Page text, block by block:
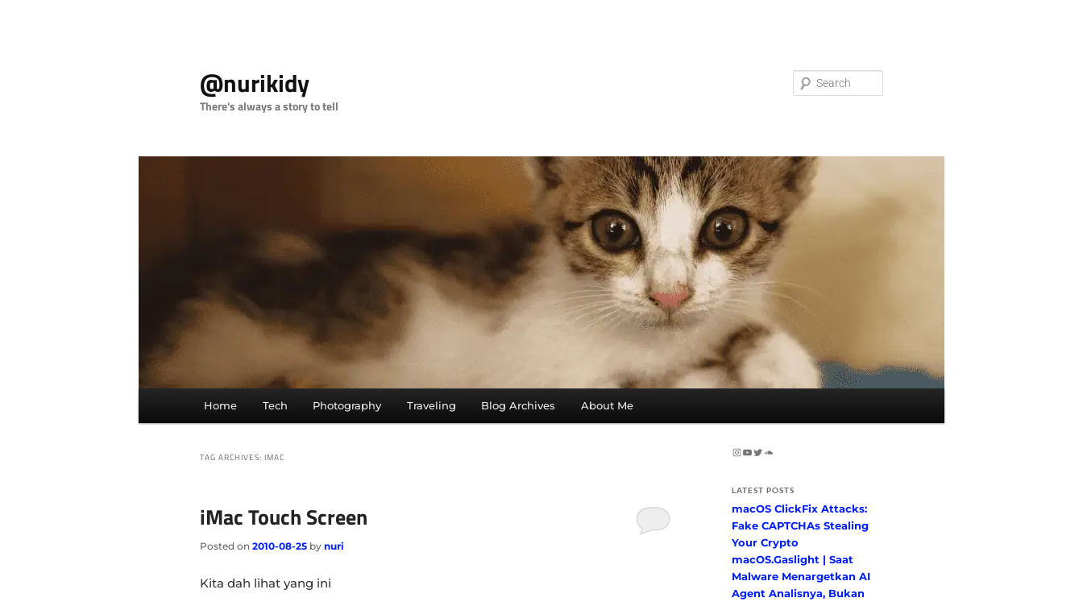
@nurikidy
There's always a story to tell
Home Tech Photography Traveling Blog Archives About Me
TAG ARCHIVES: IMAC
iMac Touch Screen
Posted on 2010-08-25 by nuri
Kita dah lihat yang ini
Instagram
YouTube
Twitter
SoundCloud
LATEST POSTS
macOS ClickFix Attacks:
Fake CAPTCHAs Stealing
Your Crypto
macOS.Gaslight | Saat
Malware Menargetkan AI
Agent Analisnya, Bukan